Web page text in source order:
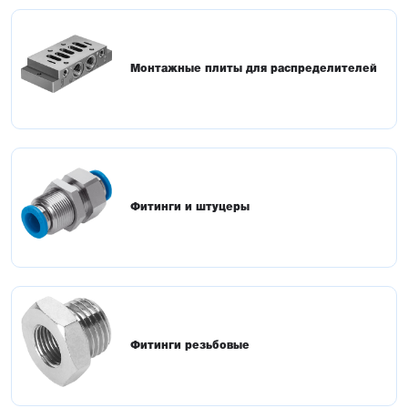
Монтажные плиты для распределителей
Фитинги и штуцеры
Фитинги резьбовые